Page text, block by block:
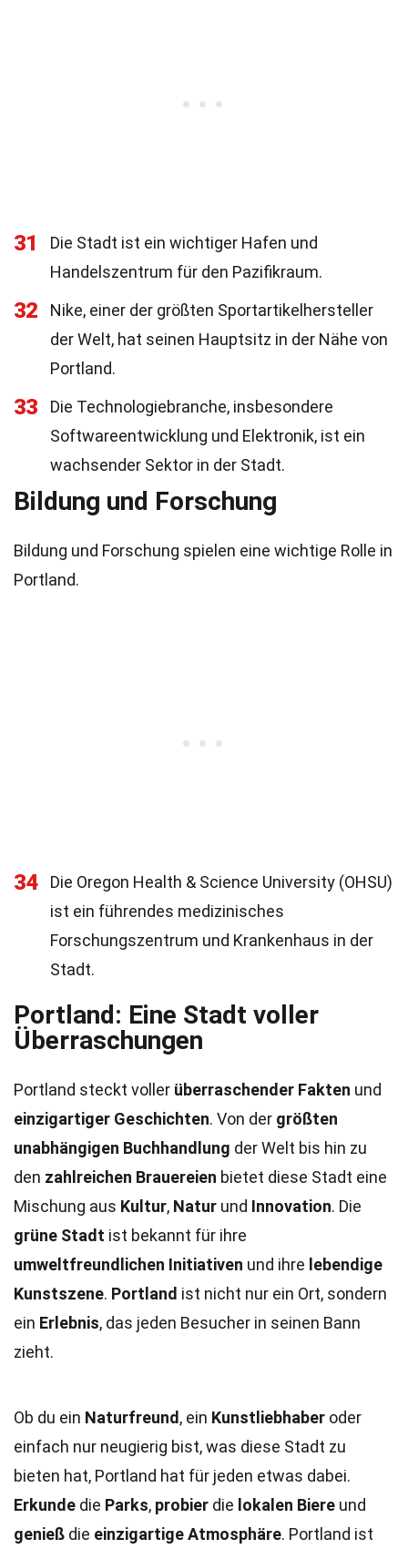
31
Die Stadt ist ein wichtiger Hafen und
Handelszentrum für den Pazifikraum.
32
Nike, einer der größten Sportartikelhersteller
der Welt, hat seinen Hauptsitz in der Nähe von
Portland.
33
Die Technologiebranche, insbesondere
Softwareentwicklung und Elektronik, ist ein
wachsender Sektor in der Stadt.
Bildung und Forschung
Bildung und Forschung spielen eine wichtige Rolle in
Portland.
34
Die Oregon Health & Science University (OHSU)
ist ein führendes medizinisches
Forschungszentrum und Krankenhaus in der
Stadt.
Portland: Eine Stadt voller
Überraschungen
Portland steckt voller überraschender Fakten und
einzigartiger Geschichten. Von der größten
unabhängigen Buchhandlung der Welt bis hin zu
den zahlreichen Brauereien bietet diese Stadt eine
Mischung aus Kultur, Natur und Innovation. Die
grüne Stadt ist bekannt für ihre
umweltfreundlichen Initiativen und ihre lebendige
Kunstszene. Portland ist nicht nur ein Ort, sondern
ein Erlebnis, das jeden Besucher in seinen Bann
zieht.
Ob du ein Naturfreund , ein Kunstliebhaber oder
einfach nur neugierig bist, was diese Stadt zu
bieten hat, Portland hat für jeden etwas dabei.
Erkunde die Parks, probier die lokalen Biere und
genieß die einzigartige Atmosphäre. Portland ist